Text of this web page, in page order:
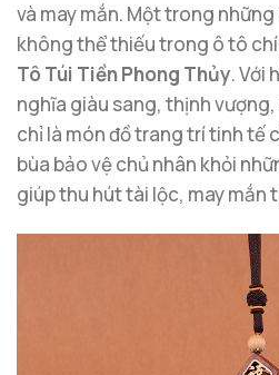
và may mắn. Một trong
không thể thiếu trong ô tô
Tô Túi Tiền Phong Thủy. Với
nghĩa giàu sang, thịnh
chỉ là món đồ trang trí tinh tế
bùa bảo vệ chủ nhân khỏi
giúp thu hút tài lộc, may mắn